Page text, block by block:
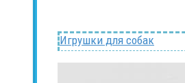
Игрушки для собак